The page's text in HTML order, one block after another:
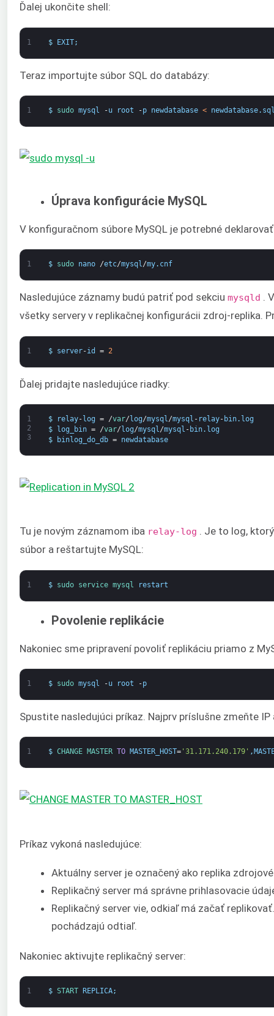
Ďalej ukončite shell:
1 $ EXIT;
Teraz importujte súbor SQL do databázy:
1 $ sudo mysql -u root -p newdatabase < newdatabase.
Úprava konfigurácie MySQL
V konfiguračnom súbore MySQL je potrebné
1 $ sudo nano /etc/mysql/my. cnf
Nasledujúce záznamy budú patriť pod sekciu mysqld .
všetky servery v replikačnej konfigurácii zdroj-replika.
1 $ server-id = 2
Ďalej pridajte nasledujúce riadky:
1
2
3
$ relay- log = /var/ log/mysql/mysql - relay- bin. log
$
log_bin = /var/log/mysql /mysql - bin. log
$
binlog_do_db = newdatabase
Tu je novým záznamom iba relay-log . Je to log,
súbor a reštartujte MySQL:
1 $ sudo service mysql restart
Povolenie replikácie
Nakoniec sme pripravení povoliť replikáciu priamo z
1 $ sudo mysql -u root -p
Spustite nasledujúci príkaz. Najprv príslušne zmeňte
1 $ CHANGE MASTER TO MASTER_HOST='31.171.240.179' ,
Príkaz vykoná nasledujúce:
Aktuálny server je označený ako replika
Replikačný server má správne prihlasovacie
Replikačný server vie, odkiaľ má začať
pochádzajú odtiaľ.
Nakoniec aktivujte replikačný server:
1 $ START REPLICA;